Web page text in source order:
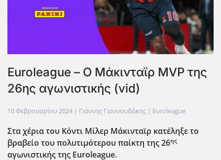
Euroleague – Ο Μάκινταϊρ MVP της
26ης αγωνιστικής (vid)
10 Φεβρουαρίου 2024 | Γιάννης Γιαννουδάκης | Euroleague
Στα χέρια του Κόντι Μίλερ Μάκινταϊρ κατέληξε το
βραβείο του πολυτιμότερου παίκτη της 26ης
αγωνιστικής της Euroleague.